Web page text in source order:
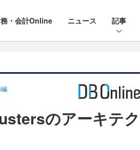
・会計Online ニュース 記事
のアーキテク